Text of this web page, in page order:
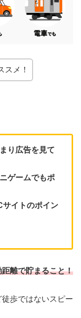
スメ！
り広告を見て
ゲームでもポ
サイトのポイン
距離で貯まること！
歩ではないスピー